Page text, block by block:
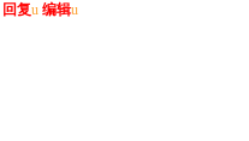
回复u 编辑u